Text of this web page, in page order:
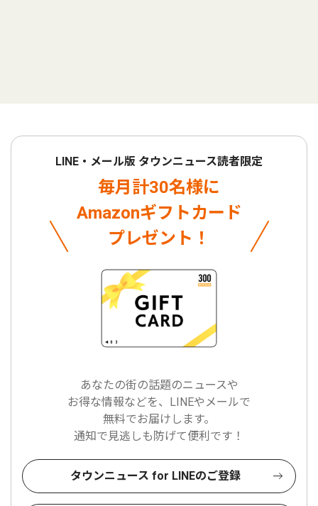
LINE・メール版 タウンニュース読者限定
毎月計30名様に
Amazonギフトカード
プレゼント！
あなたの街の話題のニュースや
お得な情報などを、LINEやメールで
無料でお届けします。
通知で見逃しも防げて便利です！
タウンニュース for LINEのご登録